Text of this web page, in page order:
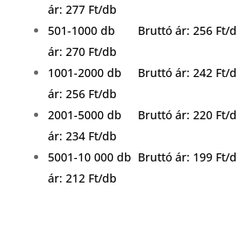
ár: 277 Ft/db
501-1000 db Bruttó ár: 256
ár: 270 Ft/db
1001-2000 db Bruttó ár: 242
ár: 256 Ft/db
2001-5000 db Bruttó ár: 220
ár: 234 Ft/db
5001-10 000 db Bruttó ár:
ár: 212 Ft/db